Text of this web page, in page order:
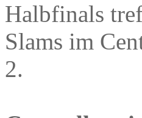
Halbfinals
Slams im
2.